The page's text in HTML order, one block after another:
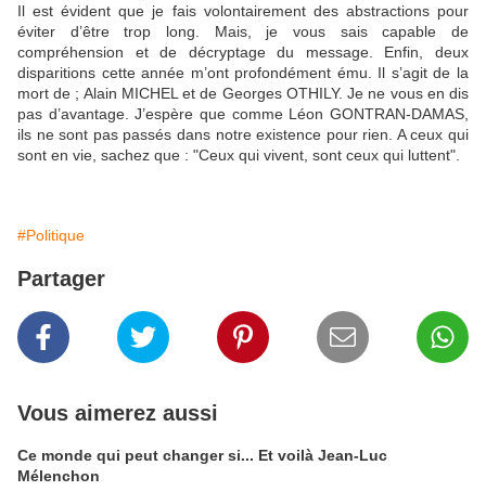
Il est évident que je fais volontairement des abstractions pour
éviter d’être trop long. Mais, je vous sais capable de
compréhension et de décryptage du message. Enfin, deux
disparitions cette année m’ont profondément ému. Il s’agit de la
mort de ; Alain MICHEL et de Georges OTHILY. Je ne vous en dis
pas d’avantage. J’espère que comme Léon GONTRAN-DAMAS,
ils ne sont pas passés dans notre existence pour rien. A ceux qui
sont en vie, sachez que : "Ceux qui vivent, sont ceux qui luttent".
#Politique
Partager
Vous aimerez aussi
Ce monde qui peut changer si... Et voilà Jean-Luc
Mélenchon